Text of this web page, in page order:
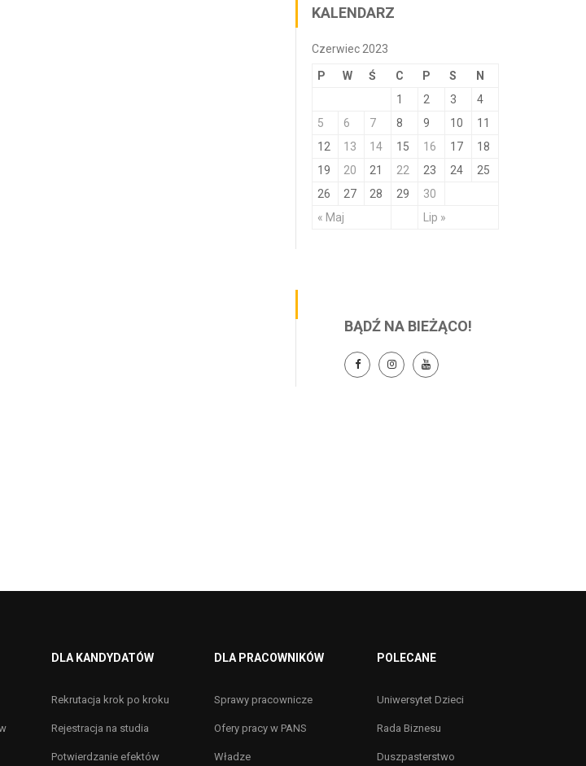
KALENDARZ
Czerwiec 2023
P W Ś C P S N
« Maj Lip »
1 2 3
4
5
6 7 8 9 10
11
12
13 14 15 16 17
18
19
20 21 22 23 24
25
26
27 28 29 30
BĄDŹ NA BIEŻĄCO!
DLA KANDYDATÓW
Rekrutacja krok po kroku
Rejestracja na studia
Potwierdzanie efektów
DLA PRACOWNIKÓW
Sprawy pracownicze
Ofery pracy w PANS
Władze
POLECANE
Uniwersytet Dzieci
Rada Biznesu
Duszpasterstwo